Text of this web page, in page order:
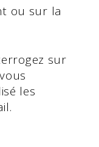
ou sur la
sur
les